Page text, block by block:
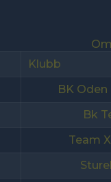
Klubb
BK
Bk
Team